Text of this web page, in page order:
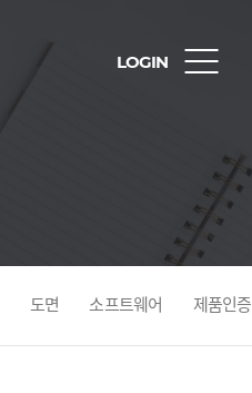
LOGIN
도면 소프트웨어 제품인